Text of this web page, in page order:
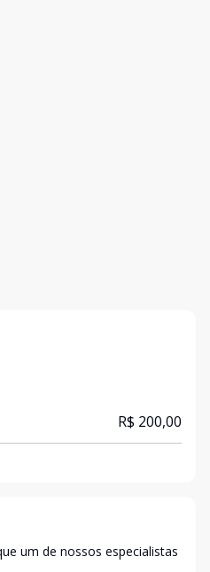
R$ 200,00
um de nossos especialistas